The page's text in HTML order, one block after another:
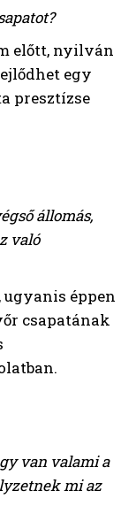
előtt, nyilván
egy
presztízse
állomás,
való
éppen
csapatának
van valami a
mi az